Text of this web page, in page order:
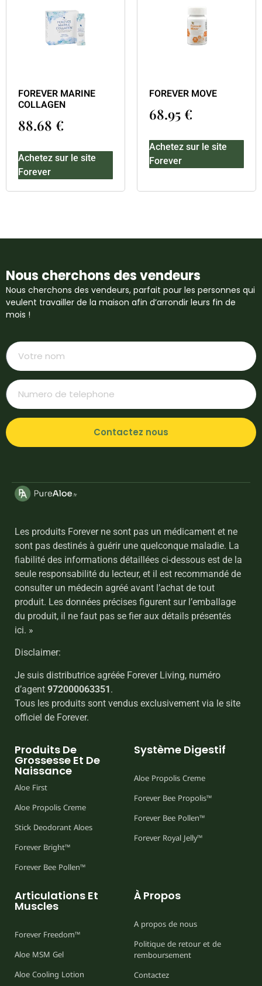
FOREVER MARINE
COLLAGEN
88.68 €
Achetez sur le site
Forever
FOREVER MOVE
68.95€
Achetez sur le site
Forever
Nous cherchons des vendeurs
Nous cherchons des vendeurs, parfait pour les personnes qui
veulent travailler de la maison afin d’arrondir leurs fin de
mois !
Contactez nous
Les produits Forever ne sont pas un médicament et ne
sont pas destinés à guérir une quelconque maladie. La
fiabilité des informations détaillées ci-dessous est de la
seule responsabilité du lecteur, et il est recommandé de
consulter un médecin agréé avant l’achat de tout
produit. Les données précises figurent sur l’emballage
du produit, il ne faut pas se fier aux détails présentés
ici. »
Disclaimer:
Je suis distributrice agréée Forever Living, numéro
d’agent 972000063351.
Tous les produits sont vendus exclusivement via le site
officiel de Forever.
Produits De
Grossesse Et De
Naissance
Aloe First
Aloe Propolis Creme
Stick Deodorant Aloes
Forever Bright™
Forever Bee Pollen™
Système Digestif
Aloe Propolis Creme
Forever Bee Propolis™
Forever Bee Pollen™
Forever Royal Jelly™
Articulations Et
Muscles
Forever Freedom™
Aloe MSM Gel
Aloe Cooling Lotion
À Propos
A propos de nous
Politique de retour et de
remboursement
Contactez